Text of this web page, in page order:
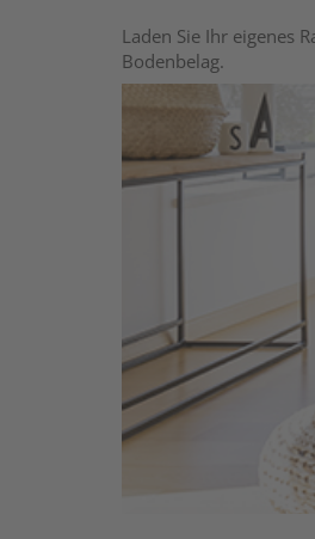
Laden Sie Ihr eigenes
Bodenbelag.